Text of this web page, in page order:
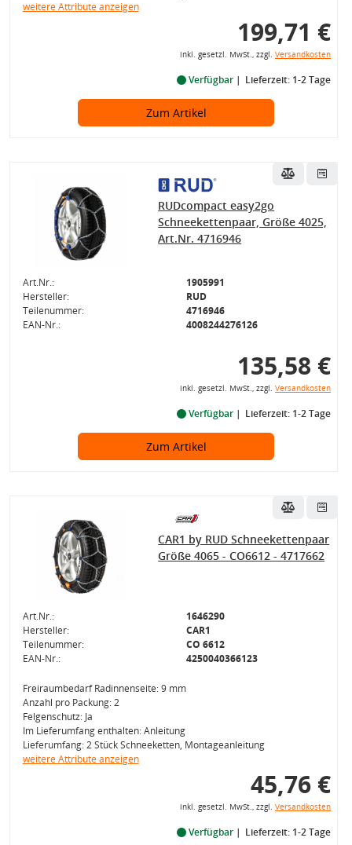
weitere Attribute anzeigen
199,71 €
inkl. gesetzl. MwSt., zzgl. Versandkosten
Verfügbar Lieferzeit: 1-2 Tage
Zum Artikel
RUDcompact easy2go
Schneekettenpaar, Größe 4025,
Art.Nr. 4716946
Art.Nr.:
1905991
Hersteller:
RUD
Teilenummer:
4716946
EAN-Nr.:
4008244276126
135,58 €
inkl. gesetzl. MwSt., zzgl. Versandkosten
Verfügbar Lieferzeit: 1-2 Tage
Zum Artikel
CAR1 by RUD Schneekettenpaar
Größe 4065 - CO6612 - 4717662
Art.Nr.:
1646290
Hersteller:
CAR1
Teilenummer:
CO 6612
EAN-Nr.:
4250040366123
Freiraumbedarf Radinnenseite: 9 mm
Anzahl pro Packung: 2
Felgenschutz: Ja
Im Lieferumfang enthalten: Anleitung
Lieferumfang: 2 Stück Schneeketten, Montageanleitung
weitere Attribute anzeigen
45,76 €
inkl. gesetzl. MwSt., zzgl. Versandkosten
Verfügbar Lieferzeit: 1-2 Tage